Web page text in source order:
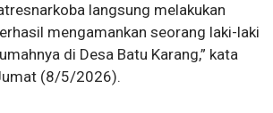
langsung melakukan
mengamankan seorang laki-laki
di Desa Batu Karang,” kata
(8/5/2026).